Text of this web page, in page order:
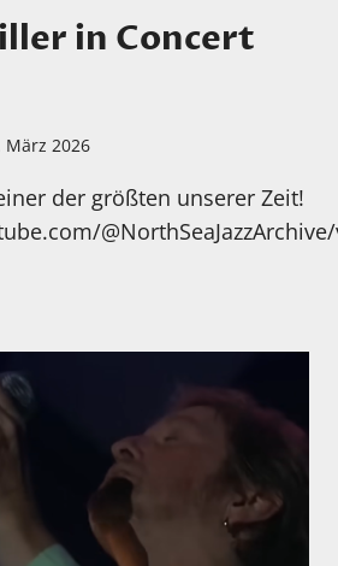
in Concert
März 2026
der größten unserer Zeit!